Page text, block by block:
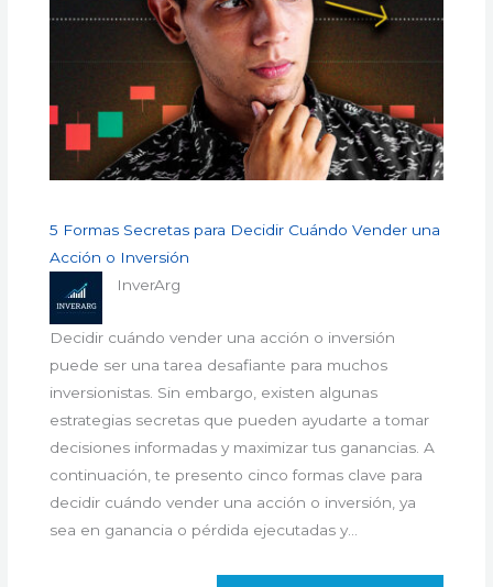
5 Formas Secretas para Decidir Cuándo Vender una
Acción o Inversión
InverArg
Decidir cuándo vender una acción o inversión
puede ser una tarea desafiante para muchos
inversionistas. Sin embargo, existen algunas
estrategias secretas que pueden ayudarte a tomar
decisiones informadas y maximizar tus ganancias. A
continuación, te presento cinco formas clave para
decidir cuándo vender una acción o inversión, ya
sea en ganancia o pérdida ejecutadas y…